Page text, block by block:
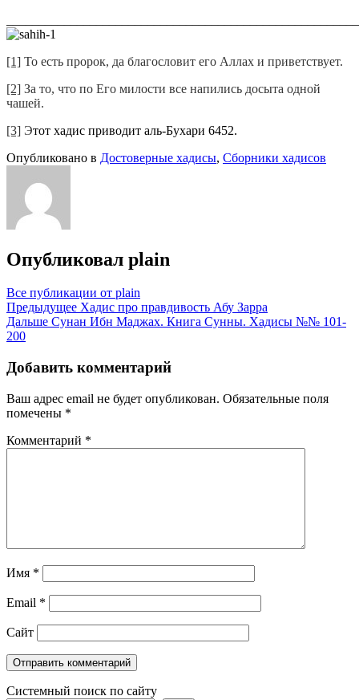
[1] То есть пророк, да благословит его Аллах и приветствует.
[2] За то, что по Его милости все напились досыта одной
чашей.
[3] Этот хадис приводит аль-Бухари 6452.
Опубликовано в Достоверные хадисы, Сборники хадисов
Опубликовал plain
Все публикации от plain
Навигация
по
Предыдущее Хадис про правдивость Абу Зарра
Дальше Сунан Ибн Маджах. Книга Сунны. Хадисы №№ 101-
200
Добавить комментарий
Ваш адрес email не будет опубликован. Обязательные поля
помечены *
Комментарий *
Имя *
Email *
Сайт
Системный поиск по сайту